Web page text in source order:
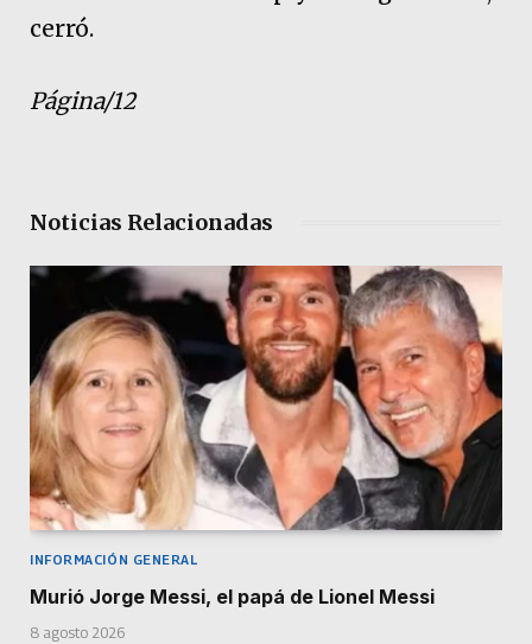
cerró.
Página/12
Noticias Relacionadas
INFORMACIÓN GENERAL
Murió Jorge Messi, el papá de Lionel Messi
8 agosto 2026